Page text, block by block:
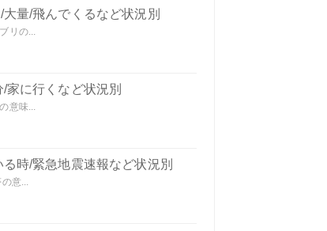
量/飛んでくるなど状況別
リの...
家に行くなど状況別
意味...
時/緊急地震速報など状況別
意...